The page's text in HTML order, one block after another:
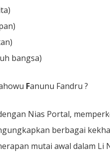
bangsa)
Fanunu Fandru ?
Nias Portal,
berbagai
mutai awal dalam Li